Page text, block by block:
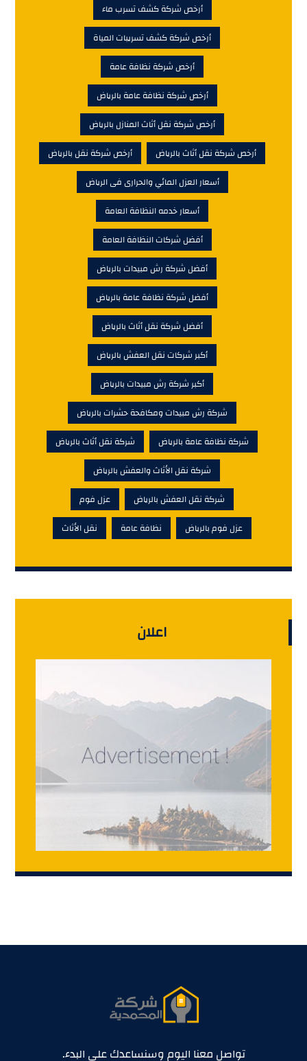
أرخص شركة كشف تسرب ماء
أرخص شركة كشف تسريبات المياة
أرخص شركة نظافة عامة
أرخص شركة نظافة عامة بالرياض
أرخص شركة نقل أثاث المنازل بالرياض
أرخص شركة نقل أثاث بالرياض
أرخص شركة نقل بالرياض
أسعار العزل المائي والحرارى فى الرياض
أسعار خدمه النظافة العامة
أفضل شركات النظافة العامة
أفضل شركة رش مبيدات بالرياض
أفضل شركة نظافة عامة بالرياض
أفضل شركة نقل أثاث بالرياض
أكبر شركات نقل العفش بالرياض
أكبر شركة رش مبيدات بالرياض
شركة رش مبيدات ومكافحة حشرات بالرياض
شركة نظافة عامة بالرياض
شركة نقل أثاث بالرياض
شركة نقل الأثاث والعفش بالرياض
شركة نقل العفش بالرياض
عزل فوم
عزل فوم بالرياض
نظافة عامة نقل الأثاث
اعلان
تواصل معنا اليوم وسنساعدك على البدء.